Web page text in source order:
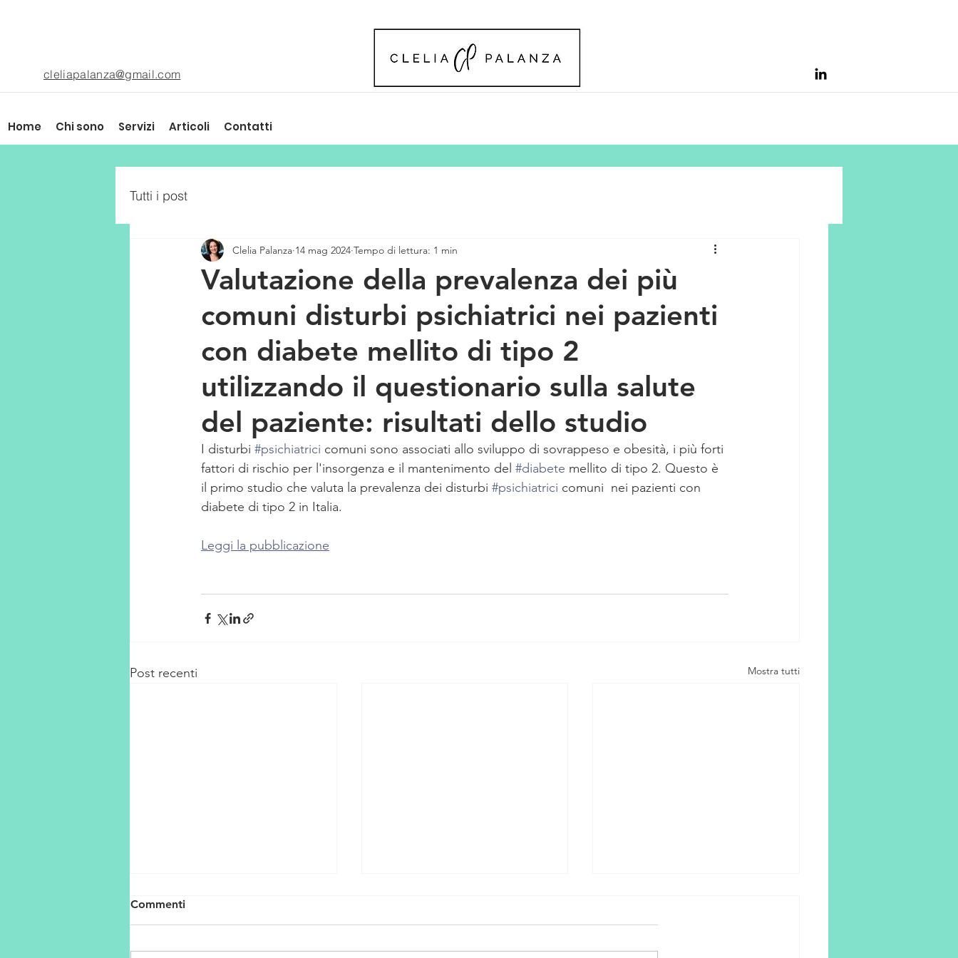
cleliapalanza@gmail.com
Home Chi sono Servizi Articoli Contatti
Tutti i post
Valutazione della prevalenza dei più
comuni disturbi psichiatrici nei pazienti
con diabete mellito di tipo 2
utilizzando il questionario sulla salute
del paziente: risultati dello studio
Clelia Palanza 14 mag 2024 Tempo di lettura: 1 min
I disturbi #psichiatrici comuni sono associati allo sviluppo di sovrappeso e obesità, i più forti
fattori di rischio per l'insorgenza e il mantenimento del #diabete mellito di tipo 2. Questo è
il primo studio che valuta la prevalenza dei disturbi #psichiatrici comuni  nei pazienti con
diabete di tipo 2 in Italia.
Leggi la pubblicazione
Post recenti Mostra tutti
Commenti